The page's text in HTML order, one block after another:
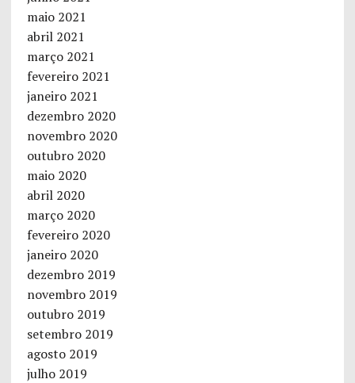
maio 2021
abril 2021
março 2021
fevereiro 2021
janeiro 2021
dezembro 2020
novembro 2020
outubro 2020
maio 2020
abril 2020
março 2020
fevereiro 2020
janeiro 2020
dezembro 2019
novembro 2019
outubro 2019
setembro 2019
agosto 2019
julho 2019